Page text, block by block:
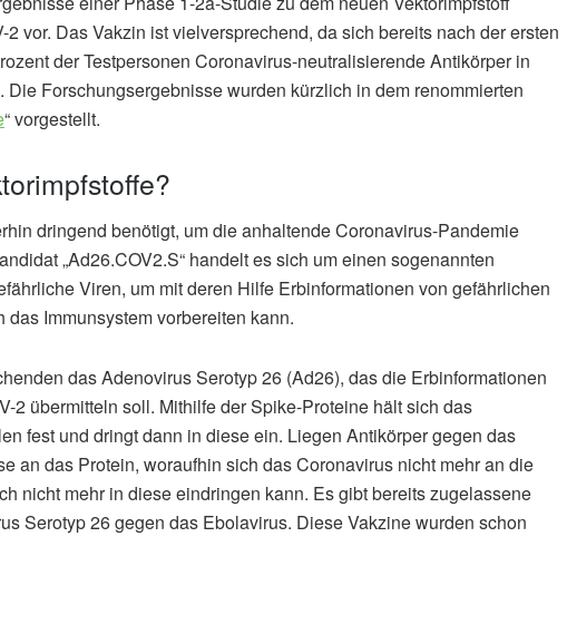
2 vor. Das Vakzin ist vielversprechend, da sich bereits nach der ersten
der Testpersonen Coronavirus-neutralisierende Antikörper in
Forschungsergebnisse wurden kürzlich in dem renommierten
“ vorgestellt.
dringend benötigt, um die anhaltende Coronavirus-Pandemie
„Ad26.COV2.S“ handelt es sich um einen sogenannten
Viren, um mit deren Hilfe Erbinformationen von gefährlichen
Immunsystem vorbereiten kann.
das Adenovirus Serotyp 26 (Ad26), das die Erbinformationen
2 übermitteln soll. Mithilfe der Spike-Proteine hält sich das
fest und dringt dann in diese ein. Liegen Antikörper gegen das
an das Protein, woraufhin sich das Coronavirus nicht mehr an die
nicht mehr in diese eindringen kann. Es gibt bereits zugelassene
Serotyp 26 gegen das Ebolavirus. Diese Vakzine wurden schon